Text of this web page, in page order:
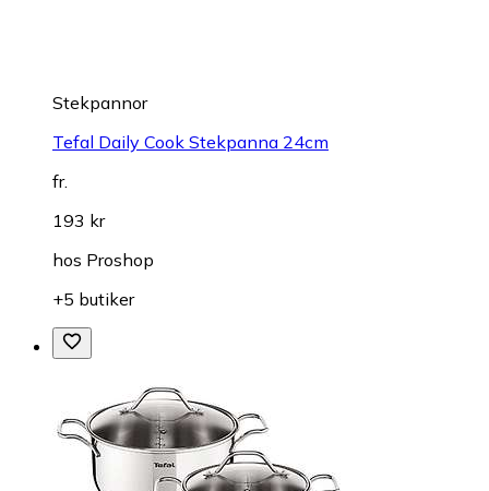
Stekpannor
Tefal Daily Cook Stekpanna 24cm
fr.
193 kr
hos Proshop
+5 butiker